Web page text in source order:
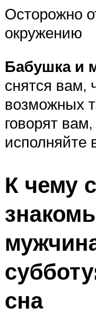
Осторожно
окружению
Бабушка и
снятся вам,
возможных
говорят
исполняйте
К чему
сна